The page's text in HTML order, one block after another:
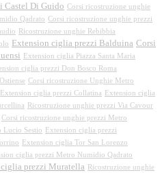
Castel Di Guido Corsi ricostruzione unghie
Qadrato Corsi ricostruzione unghie prezzi
Ricostruzione unghie Rebibbia
Extension ciglia prezzi Balduina Corsi
Extension ciglia Piazza Santa Maria
ciglia prezzi Don Bosco Roma
Corsi ricostruzione Unghie Metro
Extension ciglia prezzi Collatina
Extension ciglia
Ricostruzione unghie prezzi Via Cavour
Corsi ricostruzione unghie prezzi Metro
Lucio Sestio
Extension ciglia prezzi
Extension ciglia Tor San Lorenzo
ciglia prezzi Metro Numidio Qadrato
ciglia prezzi Muratella
Ricostruzione unghie